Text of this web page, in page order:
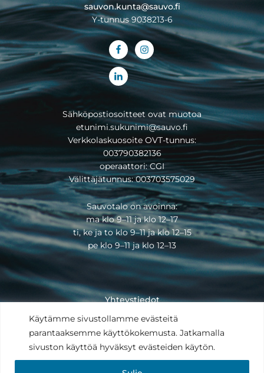
Käytämme sivustollamme evästeitä
parantaaksemme käyttökokemusta. Jatkamalla
sivuston käyttöä hyväksyt evästeiden käytön.
sauvon.kunta@sauvo.fi
Y-tunnus 9038213-6
Sähköpostiosoitteet ovat muotoa
etunimi.sukunimi@sauvo.fi
Verkkolaskuosoite OVT-tunnus:
003790382136
operaattori: CGI
Välittäjätunnus: 003703575029
Sauvotalo on avoinna:
ma klo 9–11 ja klo 12–17
ti, ke ja to klo 9–11 ja klo 12–15
pe klo 9–11 ja klo 12–13
Yhteystiedot
Saavutettavuusseloste
Anna palautetta